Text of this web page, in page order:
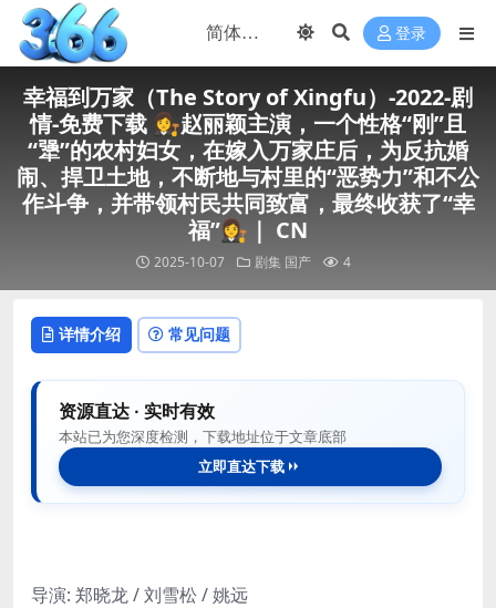
登录
幸福到万家（The Story of Xingfu）-2022-剧
情-免费下载 👩‍⚖️赵丽颖主演，一个性格“刚”且
“犟”的农村妇女，在嫁入万家庄后，为反抗婚
闹、捍卫土地，不断地与村里的“恶势力”和不公
作斗争，并带领村民共同致富，最终收获了“幸
福”👩‍⚖️｜ CN
2025-10-07 剧集 国产 4
详情介绍 常见问题
资源直达 · 实时有效
本站已为您深度检测，下载地址位于文章底部
立即直达下载
导演: 郑晓龙 / 刘雪松 / 姚远